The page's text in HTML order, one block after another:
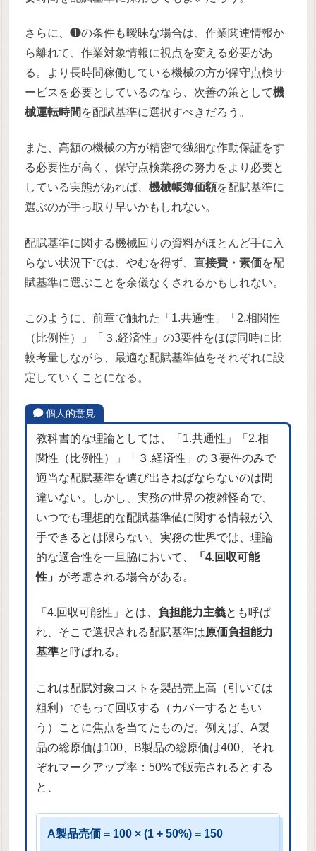
さらに、❶の条件も曖昧な場合は、作業関連情報か
ら離れて、作業対象情報に視点を変える必要があ
る。より長時間稼働している機械の方が保守点検サ
ービスを必要としているのなら、次善の策として機
械運転時間 を配賦基準に選択すべきだろう。
また、高額の機械の方が精密で繊細な作動保証をす
る必要性が高く、保守点検業務の努力をより必要と
している実態があれば、機械帳簿価額を配賦基準に
選ぶのが手っ取り早いかもしれない。
配賦基準に関する機械回りの資料がほとんど手に入
らない状況下では、やむを得ず、直接費・素価を配
賦基準に選ぶことを余儀なくされるかもしれない。
このように、前章で触れた「1.共通性」「2.相関性
（比例性）」「３.経済性」の3要件をほぼ同時に比
較考量しながら、最適な配賦基準値をそれぞれに設
定していくことになる。
個人的意見
教科書的な理論としては、「1.共通性」「2.相
関性（比例性）」「３.経済性」の３要件のみで
適当な配賦基準を選び出さねばならないのは間
違いない。しかし、実務の世界の複雑怪奇で、
いつでも理想的な配賦基準値に関する情報が入
手できるとは限らない。実務の世界では、理論
的な適合性を一旦脇において、
「4.回収可能
性」 が考慮される場合がある。
「4.回収可能性」とは、負担能力主義とも呼ば
れ、そこで選択される配賦基準は原価負担能力
基準と呼ばれる。
これは配賦対象コストを製品売上高（引いては
粗利）でもって回収する（カバーするともい
う）ことに焦点を当てたものだ。例えば、A製
品の総原価は100、B製品の総原価は400、それ
ぞれマークアップ率：50%で販売されるとする
と、
A製品売価 = 100 × (1 + 50%) = 150